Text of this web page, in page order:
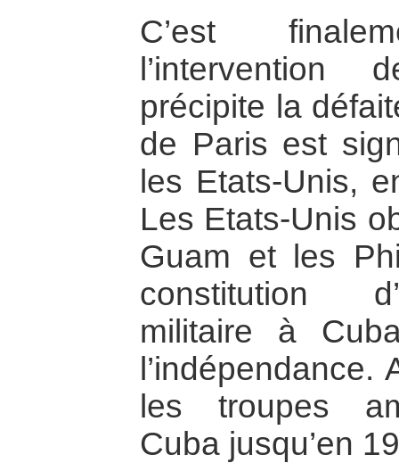
C’est
l’intervention
précipite la
de Paris est
les Etats-Unis,
Les Etats-Unis
Guam et les
constitution
militaire à
les troupes
Cuba jusqu’en